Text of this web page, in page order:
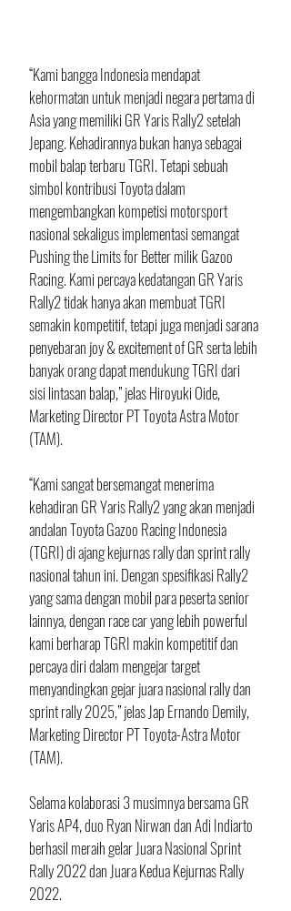
“Kami bangga Indonesia mendapat
kehormatan untuk menjadi negara pertama di
Asia yang memiliki GR Yaris Rally2 setelah
Jepang. Kehadirannya bukan hanya sebagai
mobil balap terbaru TGRI. Tetapi sebuah
simbol kontribusi Toyota dalam
mengembangkan kompetisi motorsport
nasional sekaligus implementasi semangat
Pushing the Limits for Better milik Gazoo
Racing. Kami percaya kedatangan GR Yaris
Rally2 tidak hanya akan membuat TGRI
semakin kompetitif, tetapi juga menjadi sarana
penyebaran joy & excitement of GR serta lebih
banyak orang dapat mendukung TGRI dari
sisi lintasan balap,” jelas Hiroyuki Oide,
Marketing Director PT Toyota Astra Motor
(TAM).
“Kami sangat bersemangat menerima
kehadiran GR Yaris Rally2 yang akan menjadi
andalan Toyota Gazoo Racing Indonesia
(TGRI) di ajang kejurnas rally dan sprint rally
nasional tahun ini. Dengan spesifikasi Rally2
yang sama dengan mobil para peserta senior
lainnya, dengan race car yang lebih powerful
kami berharap TGRI makin kompetitif dan
percaya diri dalam mengejar target
menyandingkan gejar juara nasional rally dan
sprint rally 2025,” jelas Jap Ernando Demily,
Marketing Director PT Toyota-Astra Motor
(TAM).
Selama kolaborasi 3 musimnya bersama GR
Yaris AP4, duo Ryan Nirwan dan Adi Indiarto
berhasil meraih gelar Juara Nasional Sprint
Rally 2022 dan Juara Kedua Kejurnas Rally
2022.